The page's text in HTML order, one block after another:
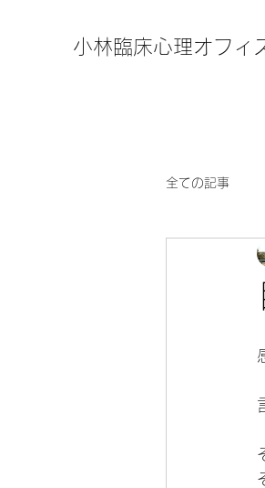
小林臨床心理オフィ
全ての記事